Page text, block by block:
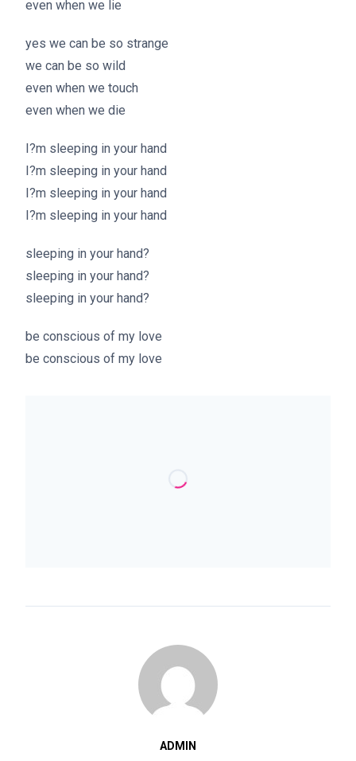
even when we lie
yes we can be so strange
we can be so wild
even when we touch
even when we die
I?m sleeping in your hand
I?m sleeping in your hand
I?m sleeping in your hand
I?m sleeping in your hand
sleeping in your hand?
sleeping in your hand?
sleeping in your hand?
be conscious of my love
be conscious of my love
ADMIN